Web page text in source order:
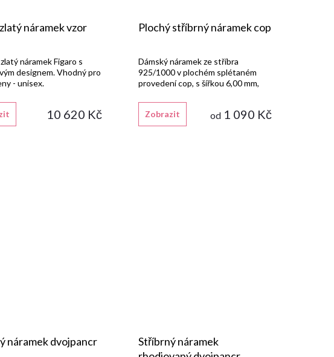
náramek vzor
10 620 Kč
náramek Figaro s
designem. Vhodný pro
- unisex.
Plochý stříbrný náramek cop
od1 090 Kč
Zobrazit
Dámský náramek ze stříbra
925/1000 v plochém splétaném
provedení cop, s šířkou 6,00 mm,
náramek dvojpancr
Stříbrný náramek